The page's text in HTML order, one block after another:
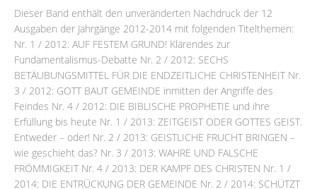
Dieser Band enthält den unveränderten Nachdruck der 12
Ausgaben der Jahrgänge 2012-2014 mit folgenden Titelthemen:
Nr. 1 / 2012: AUF FESTEM GRUND! Klärendes zur
Fundamentalismus-Debatte Nr. 2 / 2012: SECHS
BETÄUBUNGSMITTEL FÜR DIE ENDZEITLICHE CHRISTENHEIT Nr.
3 / 2012: GOTT BAUT GEMEINDE inmitten der Angriffe des
Feindes Nr. 4 / 2012: DIE BIBLISCHE PROPHETIE und ihre
Erfüllung bis heute Nr. 1 / 2013: ZEITGEIST ODER GOTTES GEIST.
Entweder – oder! Nr. 2 / 2013: GEISTLICHE FRUCHT BRINGEN –
wie geschieht das? Nr. 3 / 2013: WAHRE UND FALSCHE
FRÖMMIGKEIT Nr. 4 / 2013: DER KAMPF DES CHRISTEN Nr. 1 /
2014: DIE ENTRÜCKUNG DER GEMEINDE Nr. 2 / 2014: SCHÜTZT